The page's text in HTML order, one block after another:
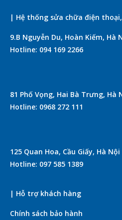
| Hệ thống sửa chữa điện
9.B Nguyễn Du, Hoàn Kiếm, Hà
Hotline: 094 169 2266
81 Phố Vọng, Hai Bà Trưng, Hà
Hotline: 0968 272 111
125 Quan Hoa, Cầu Giấy, Hà Nội
Hotline: 097 585 1389
| Hỗ trợ khách hàng
Chính sách bảo hành